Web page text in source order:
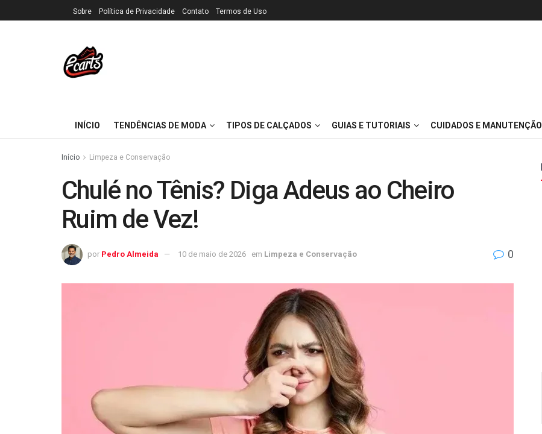
Sobre Política de Privacidade Contato Termos de Uso
INÍCIO TENDÊNCIAS DE MODA TIPOS DE CALÇADOS GUIAS E TUTORIAIS CUIDADOS E MANUTENÇÃO
Início Limpeza e Conservação
Chulé no Tênis? Diga Adeus ao Cheiro
Ruim de Vez!
por Pedro Almeida 10 de maio de 2026 em Limpeza e Conservação 0